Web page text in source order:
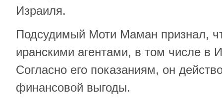
Израиля.
Подсудимый Моти Маман признал,
иранскими агентами, в том числе в
Согласно его показаниям, он
финансовой выгоды.